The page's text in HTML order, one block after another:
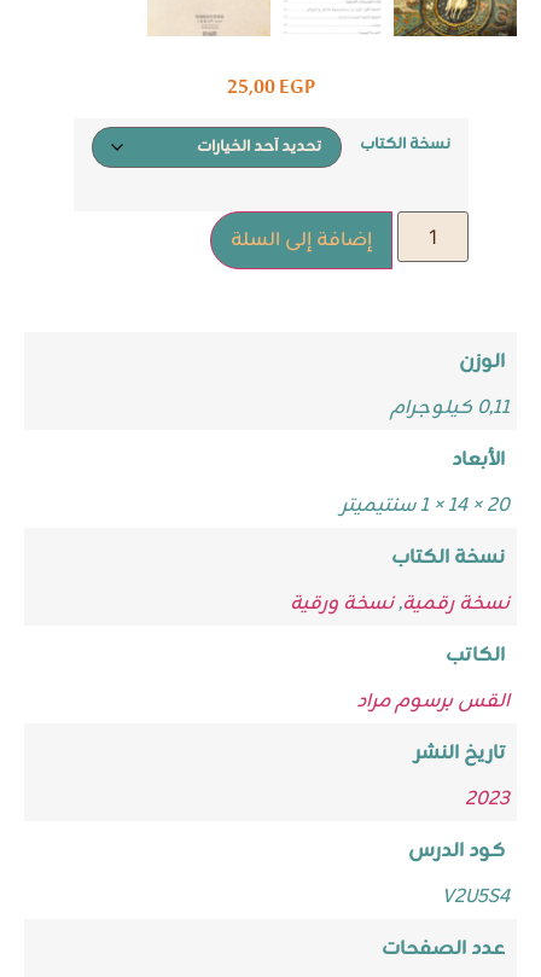
25,00EGP
نسخة الكتاب
إضافة إلى السلة
الوزن
0,11 كيلوجرام
الأبعاد
20 × 14 × 1 سنتيميتر
نسخة الكتاب
نسخة رقمية,نسخة ورقية
الكاتب
القس برسوم مراد
تاريخ النشر
2023
كود الدرس
V2U5S4
عدد الصفحات